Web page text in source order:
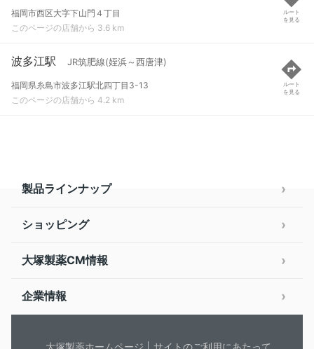
福岡市西区大字下山門４丁目
このページの店舗から 3.6 km
ルート
を見る
波多江駅 JR筑肥線(姪浜～西唐津)
福岡県糸島市波多江駅北四丁目3-13
このページの店舗から 4.2 km
ルート
を見る
製品ラインナップ
ショッピング
大塚製薬CM情報
企業情報